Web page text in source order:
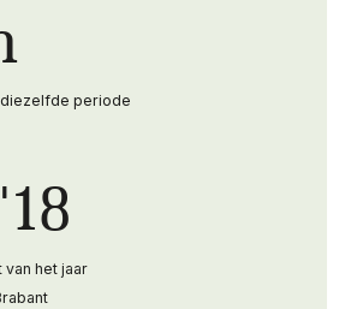
periode
het jaar